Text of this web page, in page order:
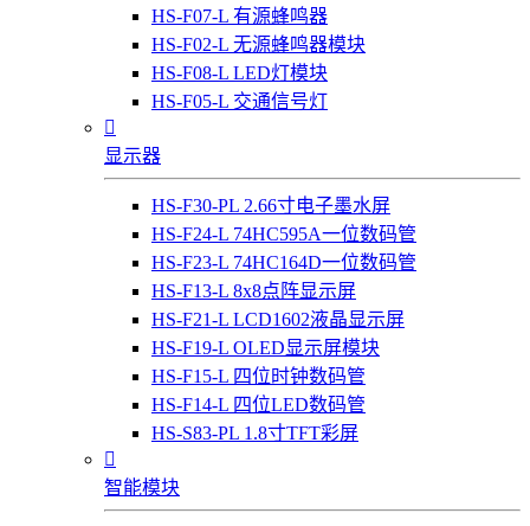
HS-F07-L 有源蜂鸣器
HS-F02-L 无源蜂鸣器模块
HS-F08-L LED灯模块
HS-F05-L 交通信号灯

显示器
HS-F30-PL 2.66寸电子墨水屏
HS-F24-L 74HC595A一位数码管
HS-F23-L 74HC164D一位数码管
HS-F13-L 8x8点阵显示屏
HS-F21-L LCD1602液晶显示屏
HS-F19-L OLED显示屏模块
HS-F15-L 四位时钟数码管
HS-F14-L 四位LED数码管
HS-S83-PL 1.8寸TFT彩屏

智能模块